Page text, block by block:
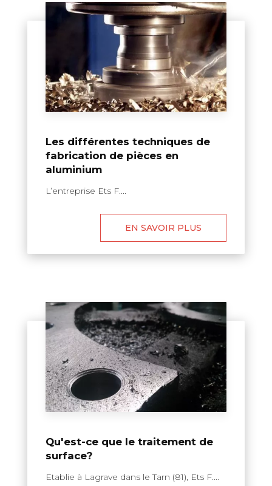
Les différentes techniques de
fabrication de pièces en
aluminium
L’entreprise Ets F....
EN SAVOIR PLUS
Qu'est-ce que le traitement de
surface?
Etablie à Lagrave dans le Tarn (81), Ets F....